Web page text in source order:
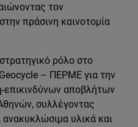
τον
πράσινη καινοτομία
ρόλο στο
– ΠΕΡΜΕ για την
επικινδύνων αποβλήτων
συλλέγοντας
υλικά και